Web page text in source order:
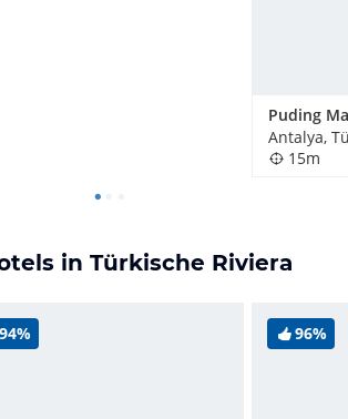
Antalya,
15m
in Türkische Riviera
94% 96%